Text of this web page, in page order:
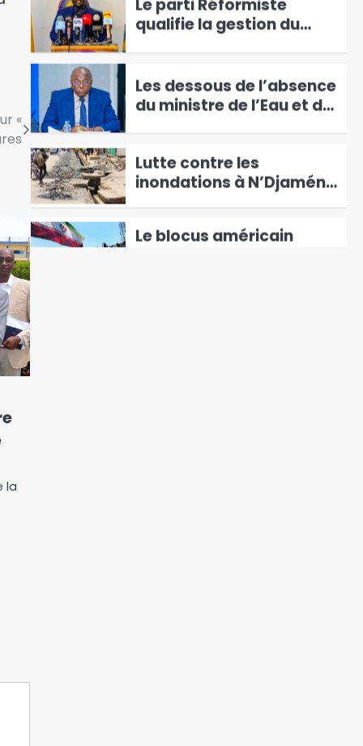
«
la
4
qualifie la gestion du
pays de » clanique »
5
Les dessous de l’absence
du ministre de l’Eau et de
l’Energie devant les
députés
6
Lutte contre les
inondations à N’Djaména
: la mairie lance les
opérations à Farcha
Le blocus américain
menace d’asphyxier le